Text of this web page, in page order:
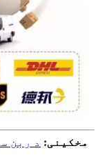
مخکینی: د ربن